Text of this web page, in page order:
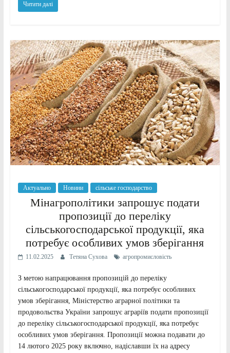
Читати далі
Актуально Новини сільське господарство
Мінагрополітики запрошує подати
пропозиції до переліку
сільськогосподарської продукції, яка
потребує особливих умов зберігання
11.02.2025 Тетяна Сухова агропромисловість
З метою напрацювання пропозицій до переліку
сільськогосподарської продукції, яка потребує особливих
умов зберігання, Міністерство аграрної політики та
продовольства України запрошує аграріїв подати пропозиції
до переліку сільськогосподарської продукції, яка потребує
особливих умов зберігання. Пропозиції можна подавати до
14 лютого 2025 року включно, надіславши їх на адресу